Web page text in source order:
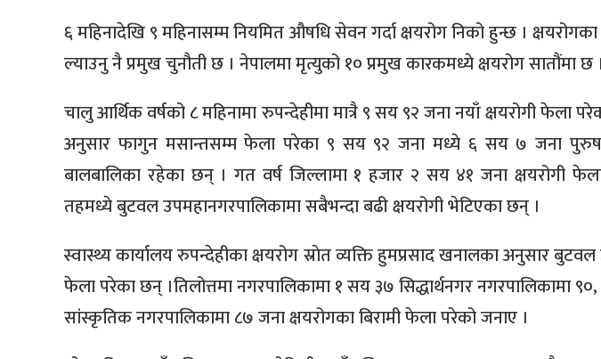
६ महिनादेखि ९ महिनासम्म नियमित औषधि सेवन गर्दा क्षयरोग निको हुन्छ । क्षयरोगका
ल्याउनु नै प्रमुख चुनौती छ । नेपालमा मृत्युको १० प्रमुख कारकमध्ये क्षयरोग सातौंमा छ ।
चालु आर्थिक वर्षको ८ महिनामा रुपन्देहीमा मात्रै ९ सय ९२ जना नयाँ क्षयरोगी फेला
अनुसार फागुन मसान्तसम्म फेला परेका ९ सय ९२ जना मध्ये ६ सय ७ जना
बालबालिका रहेका छन् । गत वर्ष जिल्लामा १ हजार २ सय ४१ जना क्षयरोगी
तहमध्ये बुटवल उपमहानगरपालिकामा सबैभन्दा बढी क्षयरोगी भेटिएका छन् ।
स्वास्थ्य कार्यालय रुपन्देहीका क्षयरोग स्राेत व्यक्ति हुमप्रसाद खनालका अनुसार
फेला परेका छन् ।तिलोत्तमा नगरपालिकामा १ सय ३७ सिद्धार्थनगर नगरपालिकामा
सांस्कृतिक नगरपालिकामा ८७ जना क्षयरोगका बिरामी फेला परेको जनाए ।